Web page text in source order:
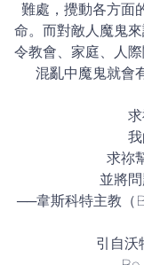
難處，攪動各方面
命。而對敵人魔鬼
令教會、家庭、人
混亂中魔鬼就會
求祢
並將
──韋斯科特主教（
引自